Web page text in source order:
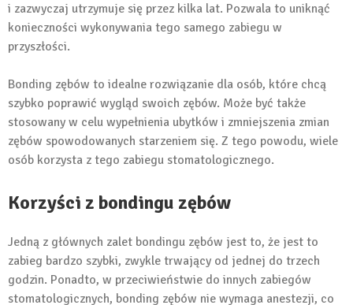
i zazwyczaj utrzymuje się przez kilka lat. Pozwala to uniknąć
konieczności wykonywania tego samego zabiegu w
przyszłości.
Bonding zębów to idealne rozwiązanie dla osób, które chcą
szybko poprawić wygląd swoich zębów. Może być także
stosowany w celu wypełnienia ubytków i zmniejszenia zmian
zębów spowodowanych starzeniem się. Z tego powodu, wiele
osób korzysta z tego zabiegu stomatologicznego.
Korzyści z bondingu zębów
Jedną z głównych zalet bondingu zębów jest to, że jest to
zabieg bardzo szybki, zwykle trwający od jednej do trzech
godzin. Ponadto, w przeciwieństwie do innych zabiegów
stomatologicznych, bonding zębów nie wymaga anestezji, co